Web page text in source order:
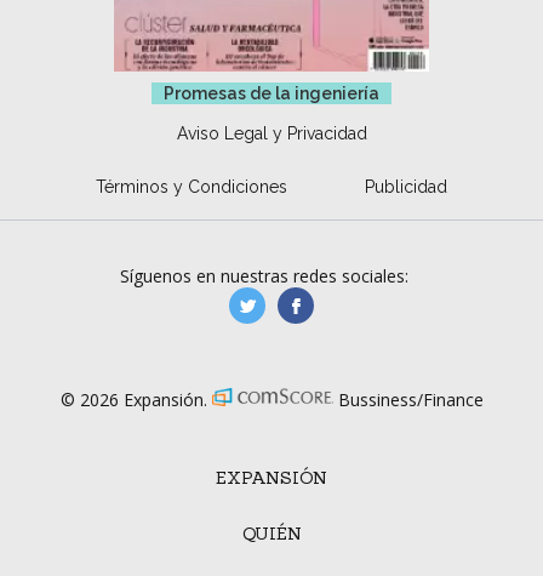
Promesas de la ingeniería
Aviso Legal y Privacidad
Términos y Condiciones Publicidad
EXPANSIÓN
QUIÉN
Síguenos en nuestras redes sociales:
manufacturaGE
© 2026 Expansión. Bussiness/Finance